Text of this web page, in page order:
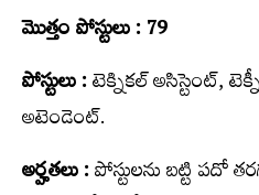
మొత్తం పోస్టులు : 79
పోస్టులు :టెక్నికల్‌ అసిస్టెంట్,
అటెండెంట్‌.
అర్హ‌త‌లు :పోస్టుల‌ను బ‌ట్టి ప‌దో